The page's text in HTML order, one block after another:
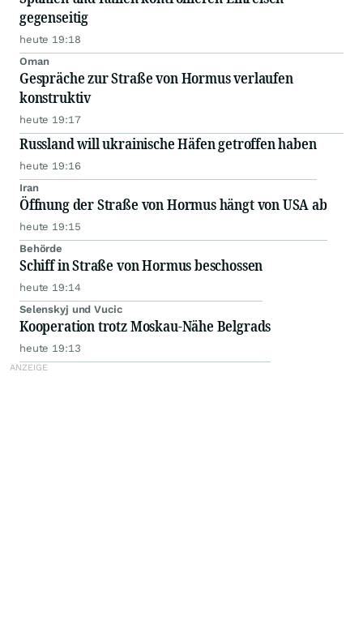
gegenseitig
heute 19:18
Oman
Gespräche zur Straße von Hormus verlaufen
konstruktiv
heute 19:17
Russland will ukrainische Häfen getroffen haben
heute 19:16
Iran
Öffnung der Straße von Hormus hängt von USA ab
heute 19:15
Behörde
Schiff in Straße von Hormus beschossen
heute 19:14
Selenskyj und Vucic
Kooperation trotz Moskau-Nähe Belgrads
heute 19:13